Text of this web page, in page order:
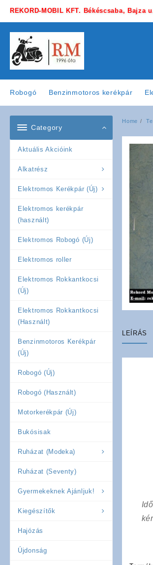
REKORD-MOBIL KFT. Békéscsaba, Bajza
Robogó Benzinmotoros kerékpár
Category
Aktuális Akcióink
Alkatrész
Elektromos Kerékpár (Új)
Elektromos kerékpár
(használt)
Elektromos Robogó (Új)
Elektromos roller
Elektromos Rokkantkocsi
(Új)
Elektromos Rokkantkocsi
(Használt)
Benzinmotoros Kerékpár
(Új)
Robogó (Új)
Robogó (Használt)
Motorkerékpár (Új)
Bukósisak
Ruházat (Modeka)
Ruházat (Seventy)
Gyermekeknek Ajánljuk!
Kiegészítők
Hajózás
Újdonság
Home
LEÍRÁS